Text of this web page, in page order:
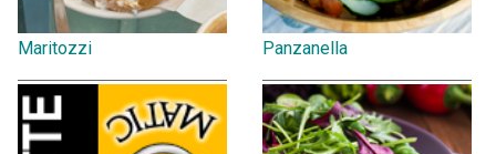
Maritozzi Panzanella